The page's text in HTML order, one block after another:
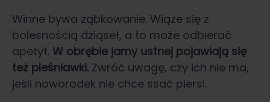
Winne bywa ząbkowanie. Wiąże się z
bolesnością dziąseł, a to może odbierać
apetyt. W obrębie jamy ustnej pojawiają się
też pleśniawki. Zwróć uwagę, czy ich nie ma,
jeśli noworodek nie chce ssać piersi.